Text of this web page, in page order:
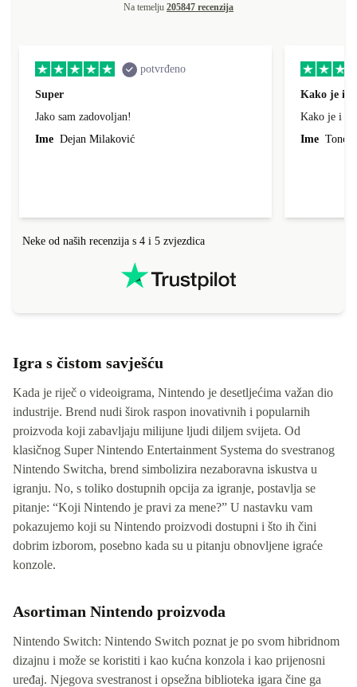
Na temelju 205847 recenzija
potvrđeno
Super
Jako sam zadovoljan!
Ime Dejan Milaković
Kako je i
Kako je i
Ime Tonci
Neke od naših recenzija s 4 i 5 zvjezdica
Igra s čistom savješću
Kada je riječ o videoigrama, Nintendo je desetljećima važan dio
industrije. Brend nudi širok raspon inovativnih i popularnih
proizvoda koji zabavljaju milijune ljudi diljem svijeta. Od
klasičnog Super Nintendo Entertainment Systema do svestranog
Nintendo Switcha, brend simbolizira nezaboravna iskustva u
igranju. No, s toliko dostupnih opcija za igranje, postavlja se
pitanje: “Koji Nintendo je pravi za mene?” U nastavku vam
pokazujemo koji su Nintendo proizvodi dostupni i što ih čini
dobrim izborom, posebno kada su u pitanju obnovljene igraće
konzole.
Asortiman Nintendo proizvoda
Nintendo Switch: Nintendo Switch poznat je po svom hibridnom
dizajnu i može se koristiti i kao kućna konzola i kao prijenosni
uređaj. Njegova svestranost i opsežna biblioteka igara čine ga